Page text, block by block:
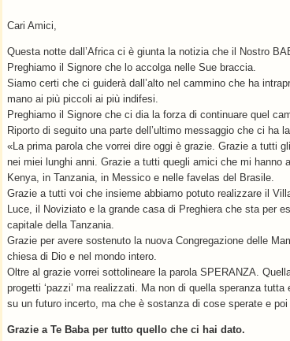
Cari Amici,
Questa notte dall’Africa ci è giunta la notizia che il Nostro
Preghiamo il Signore che lo accolga nelle Sue braccia.
Siamo certi che ci guiderà dall’alto nel cammino che ha
mano ai più piccoli ai più indifesi.
Preghiamo il Signore che ci dia la forza di continuare quel
Riporto di seguito una parte dell’ultimo messaggio che ci ha
«La prima parola che vorrei dire oggi è grazie. Grazie a tutti
nei miei lunghi anni. Grazie a tutti quegli amici che mi hanno
Kenya, in Tanzania, in Messico e nelle favelas del Brasile.
Grazie a tutti voi che insieme abbiamo potuto realizzare il
Luce, il Noviziato e la grande casa di Preghiera che sta per
capitale della Tanzania.
Grazie per avere sostenuto la nuova Congregazione delle
chiesa di Dio e nel mondo intero.
Oltre al grazie vorrei sottolineare la parola SPERANZA.
progetti ‘pazzi’ ma realizzati. Ma non di quella speranza
su un futuro incerto, ma che è sostanza di cose sperate e
Grazie a Te Baba per tutto quello che ci hai dato.